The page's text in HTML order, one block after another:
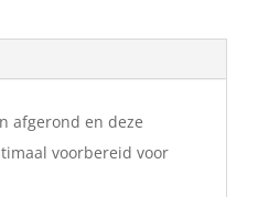
afgerond en deze
voorbereid voor